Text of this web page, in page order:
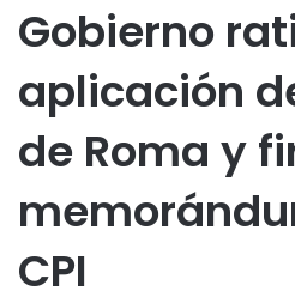
Gobierno
aplicación
de Roma y
CPI